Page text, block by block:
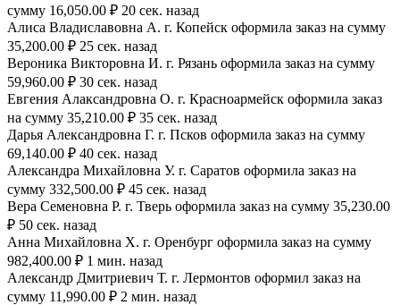
сумму 16,050.00 ₽ 20 сек. назад
Алиса Владиславовна А. г. Копейск оформила заказ на сумму
35,200.00 ₽ 25 сек. назад
Вероника Викторовна И. г. Рязань оформила заказ на сумму
59,960.00 ₽ 30 сек. назад
Евгения Алаксандровна О. г. Красноармейск оформила заказ
на сумму 35,210.00 ₽ 35 сек. назад
Дарья Александровна Г. г. Псков оформила заказ на сумму
69,140.00 ₽ 40 сек. назад
Александра Михайловна У. г. Саратов оформила заказ на
сумму 332,500.00 ₽ 45 сек. назад
Вера Семеновна Р. г. Тверь оформила заказ на сумму 35,230.00
₽ 50 сек. назад
Анна Михайловна Х. г. Оренбург оформила заказ на сумму
982,400.00 ₽ 1 мин. назад
Александр Дмитриевич Т. г. Лермонтов оформил заказ на
сумму 11,990.00 ₽ 2 мин. назад